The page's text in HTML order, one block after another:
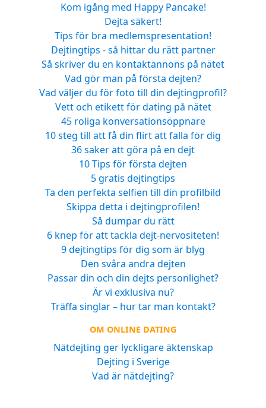
Kom igång med Happy Pancake!
Dejta säkert!
Tips för bra medlemspresentation!
Dejtingtips - så hittar du rätt partner
Så skriver du en kontaktannons på nätet
Vad gör man på första dejten?
Vad väljer du för foto till din dejtingprofil?
Vett och etikett för dating på nätet
45 roliga konversationsöppnare
10 steg till att få din flirt att falla för dig
36 saker att göra på en dejt
10 Tips för första dejten
5 gratis dejtingtips
Ta den perfekta selfien till din profilbild
Skippa detta i dejtingprofilen!
Så dumpar du rätt
6 knep för att tackla dejt-nervositeten!
9 dejtingtips för dig som är blyg
Den svåra andra dejten
Passar din och din dejts personlighet?
Är vi exklusiva nu?
Träffa singlar – hur tar man kontakt?
OM ONLINE DATING
Nätdejting ger lyckligare äktenskap
Dejting i Sverige
Vad är nätdejting?